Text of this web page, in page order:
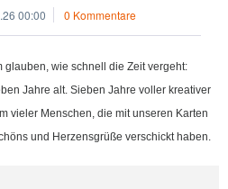
00:00 0 Kommentare
glauben, wie schnell die Zeit vergeht:
Jahre alt. Sieben Jahre voller kreativer
vieler Menschen, die mit unseren Karten
und Herzensgrüße verschickt haben.